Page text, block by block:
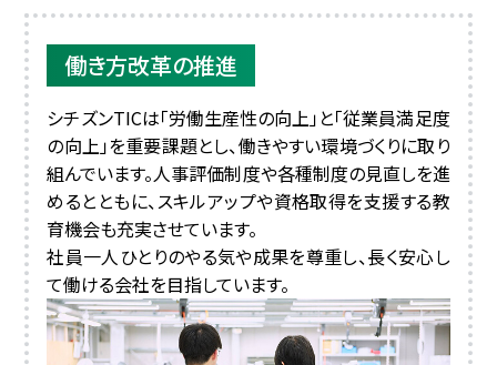
働き方改革の推進
シチズンTICは「労働生産性の向上」と「従業員満足度
の向上」を重要課題とし、働きやすい環境づくりに取り
組んでいます。人事評価制度や各種制度の見直しを進
めるとともに、スキルアップや資格取得を支援する教
育機会も充実させています。
社員一人ひとりのやる気や成果を尊重し、長く安心し
て働ける会社を目指しています。